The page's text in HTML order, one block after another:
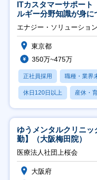
ITカスタマーサポー
ルギー分野知識が身に
エナジー・ソリューショ
東京都
350万~475万
正社員採用 職種・業界
休日120日以上 産休・
ゆうメンタルクリニ
勤】（大阪梅田院）
医療法人社団上桜会
大阪府